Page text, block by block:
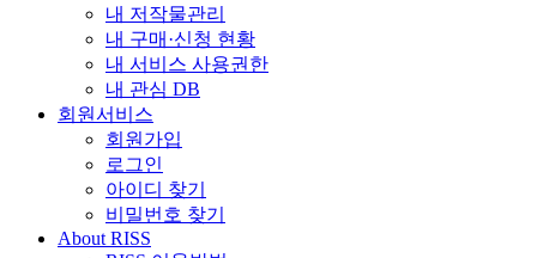
내 저작물관리
내 구매·신청 현황
내 서비스 사용권한
내 관심 DB
회원서비스
회원가입
로그인
아이디 찾기
비밀번호 찾기
About RISS